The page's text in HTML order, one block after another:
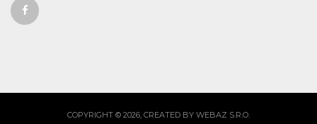
COPYRIGHT © 2026, CREATED BY WEBAZ S.R.O.